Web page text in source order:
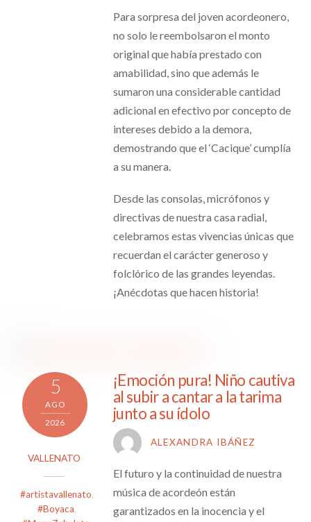
Para sorpresa del joven acordeonero,
no solo le reembolsaron el monto
original que había prestado con
amabilidad, sino que además le
sumaron una considerable cantidad
adicional en efectivo por concepto de
intereses debido a la demora,
demostrando que el ‘Cacique’ cumplía
a su manera.
Desde las consolas, micrófonos y
directivas de nuestra casa radial,
celebramos estas vivencias únicas que
recuerdan el carácter generoso y
folclórico de las grandes leyendas.
¡Anécdotas que hacen historia!
5
AGO
2026
VALLENATO
#artistavallenato,
#Boyaca,
¡Emoción pura! Niño cautiva
al subir a cantar a la tarima
junto a su ídolo
ALEXANDRA IBÁÑEZ
El futuro y la continuidad de nuestra
música de acordeón están
garantizados en la inocencia y el